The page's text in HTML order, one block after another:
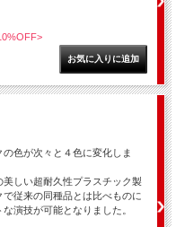
色が次々と４色に変化しま
美しい超耐久性プラスチック製
従来の同種品とは比べものに
演技が可能となりました。